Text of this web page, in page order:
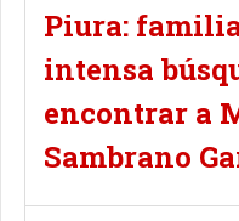
Piura:
intensa
encontrar a
Sambrano